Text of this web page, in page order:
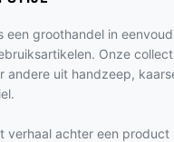
een groothandel in
Onze
andere uit handzeep,
verhaal achter een